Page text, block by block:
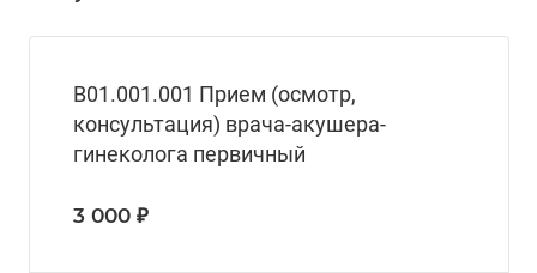
B01.001.001 Прием (осмотр,
консультация) врача-акушера-
гинеколога первичный
3 000 ₽